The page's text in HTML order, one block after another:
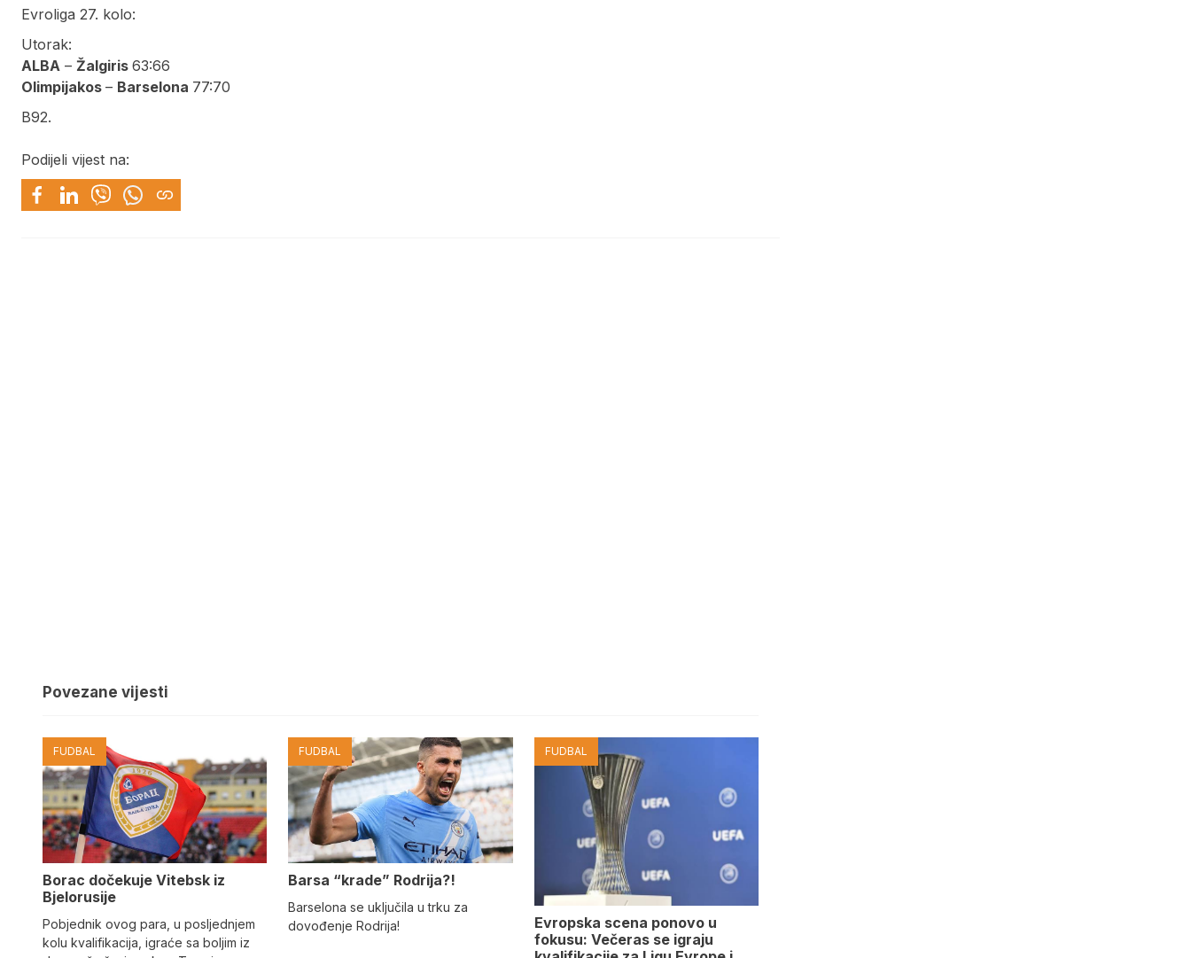
Evroliga 27. kolo:
Utorak:
ALBA – Žalgiris 63:66
Olimpijakos – Barselona 77:70
B92.
Podijeli vijest na:
Povezane vijesti
FUDBAL
Borac dočekuje Vitebsk iz
Bjelorusije
Pobjednik ovog para, u posljednjem
kolu kvalifikacija, igraće sa boljim iz
FUDBAL
Barsa “krade” Rodrija?!
Barselona se uključila u trku za
dovođenje Rodrija!
FUDBAL
Evropska scena ponovo u
fokusu: Večeras se igraju